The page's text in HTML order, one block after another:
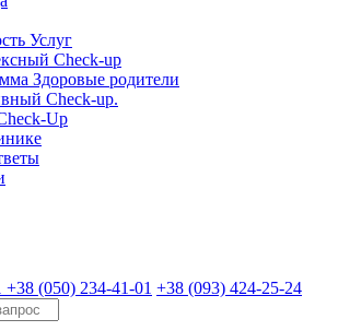
Услуг
Check-up
Здоровые родители
Check-up.
Up
+38 (050) 234-41-01 +38 (093) 424-25-24